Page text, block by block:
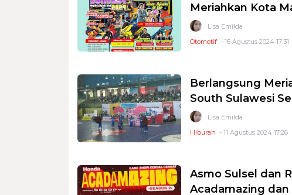
Meriahkan Kota
Lisa Emilda
Otomotif - 16 Agustus 2024 17:31
Berlangsung
South Sulawesi
Lisa Emilda
Hiburan - 11 Agustus 2024 17:26
Asmo Sulsel dan
Acadamazing dan